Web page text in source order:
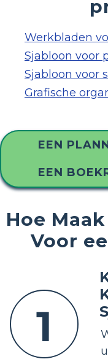
Werkbladen
Sjabloon voor
Sjabloon voor
Grafische
EEN
EEN
Hoe
Voor
1